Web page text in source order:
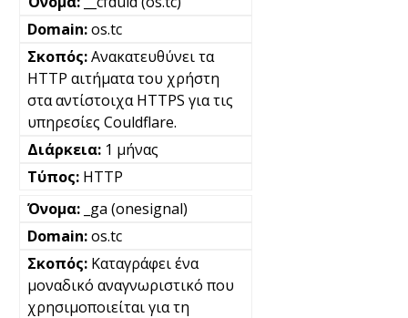
os.tc
Ανακατευθύνει τα
HTTP αιτήματα του χρήστη
στα αντίστοιχα HTTPS για τις
υπηρεσίες Couldflare.
1 μήνας
HTTP
_ga (onesignal)
os.tc
Καταγράφει ένα
μοναδικό αναγνωριστικό που
χρησιμοποιείται για τη